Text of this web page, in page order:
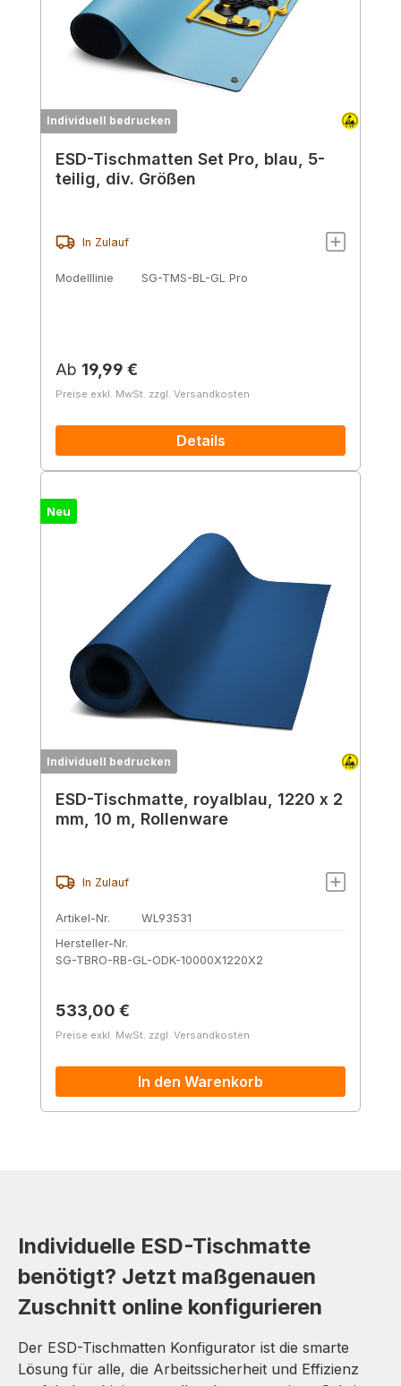
Individuell bedrucken
ESD-Tischmatten Set Pro, blau, 5-
teilig, div. Größen
In Zulauf
Modelllinie SG-TMS-BL-GL Pro
Regulärer Preis:
Ab 19,99 €
Preise exkl. MwSt. zzgl. Versandkosten
Details
Neu
Individuell bedrucken
ESD-Tischmatte, royalblau, 1220 x 2
mm, 10 m, Rollenware
In Zulauf
Artikel-Nr.
WL93531
Hersteller-Nr.
SG-TBRO-RB-GL-ODK-10000X1220X2
Regulärer Preis:
533,00 €
Preise exkl. MwSt. zzgl. Versandkosten
In den Warenkorb
Individuelle ESD-Tischmatte
benötigt? Jetzt maßgenauen
Zuschnitt online konfigurieren
Der ESD-Tischmatten Konfigurator ist die smarte
Lösung für alle, die Arbeitssicherheit und Effizienz